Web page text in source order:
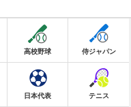
高校野球 侍ジャパン
日本代表 テニス